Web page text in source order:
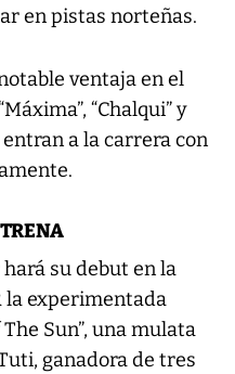
en pistas norteñas.
ventaja en el
“Chalqui” y
a la carrera con
su debut en la
la experimentada
Sun”, una mulata
ganadora de tres